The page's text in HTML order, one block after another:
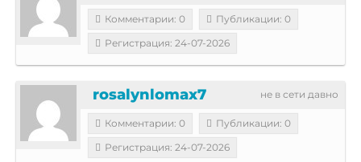
Комментарии: 0
Публикации: 0
Регистрация: 24-07-2026
не в сети давно
rosalynlomax7
Комментарии: 0
Публикации: 0
Регистрация: 24-07-2026